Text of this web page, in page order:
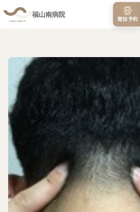
福山南病院
健診予約